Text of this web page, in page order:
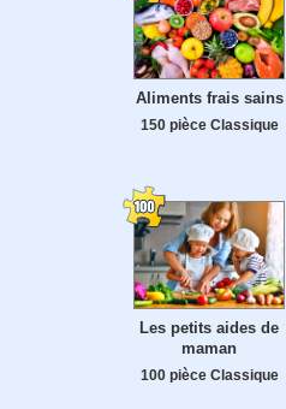
Aliments frais sains
150 pièce Classique
Les petits aides de
maman
100 pièce Classique